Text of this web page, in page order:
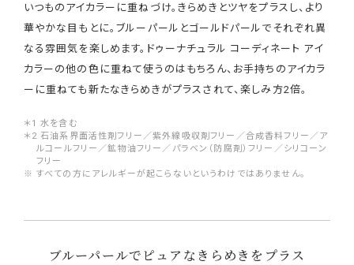
いつものアイカラーに重ねづけ。きらめきとツヤをプラスし、より
華やかな目もとに。ブルーパールとゴールドパールでそれぞれ異
なる雰囲気を楽しめます。ドゥーナチュラル コーディネート アイ
カラーの他の色に重ねて使うのはもちろん、お手持ちのアイカラ
ーに重ねても新たなきらめきがプラスされて、楽しみ方2倍。
＊1 水を含む
＊2 石油系界面活性剤フリー／紫外線吸収剤フリー／合成香料フリー／ア
ルコールフリー／鉱物油フリー／パラベン（防腐剤）フリー／シリコーン
フリー
※ すべての方にアレルギーが起こらないというわけではありません。
ブルーパールでピュアなきらめきをプラス